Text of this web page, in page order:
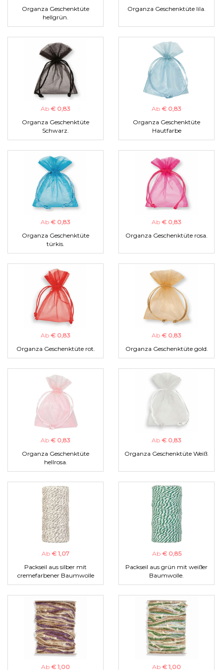
Organza Geschenktüte
hellgrün.
Organza Geschenktüte lila.
Ab € 0,83
Organza Geschenktüte
Schwarz.
Ab € 0,83
Organza Geschenktüte
Hautfarbe
Ab € 0,83
Organza Geschenktüte
türkis.
Ab € 0,83
Organza Geschenktüte rosa.
Ab € 0,83
Organza Geschenktüte rot.
Ab € 0,83
Organza Geschenktüte gold.
Ab € 0,83
Organza Geschenktüte
hellrosa.
Ab € 0,83
Organza Geschenktüte Weiß.
Ab € 1,07
Packseil aus silber mit
cremefarbener Baumwolle
Ab € 0,85
Packseil aus grün mit weißer
Baumwolle.
Ab € 1,00 Ab € 1,00